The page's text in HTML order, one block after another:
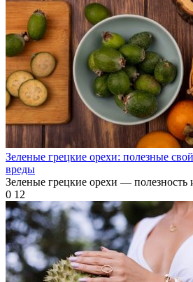
Зеленые грецкие орехи: полезные
вреды
Зеленые грецкие орехи — полезность
0 12